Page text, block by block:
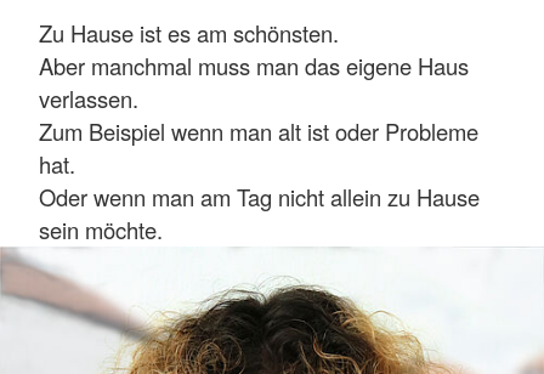
Zu Hause ist es am schönsten.
Aber manchmal muss man das eigene Haus
verlassen.
Zum Beispiel wenn man alt ist oder Probleme
hat.
Oder wenn man am Tag nicht allein zu Hause
sein möchte.